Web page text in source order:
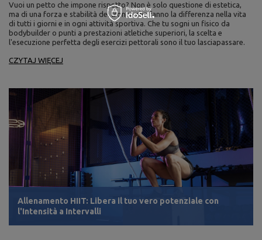
Vuoi un petto che impone rispetto? Non è solo questione di estetica,
ma di una forza e stabilità del tronco che fanno la differenza nella vita
di tutti i giorni e in ogni attività sportiva. Che tu sogni un fisico da
bodybuilder o punti a prestazioni atletiche superiori, la scelta e
l'esecuzione perfetta degli esercizi pettorali sono il tuo lasciapassare.
CZYTAJ WIĘCEJ
Allenamento HIIT: Libera il tuo vero potenziale con
l'Intensità a Intervalli